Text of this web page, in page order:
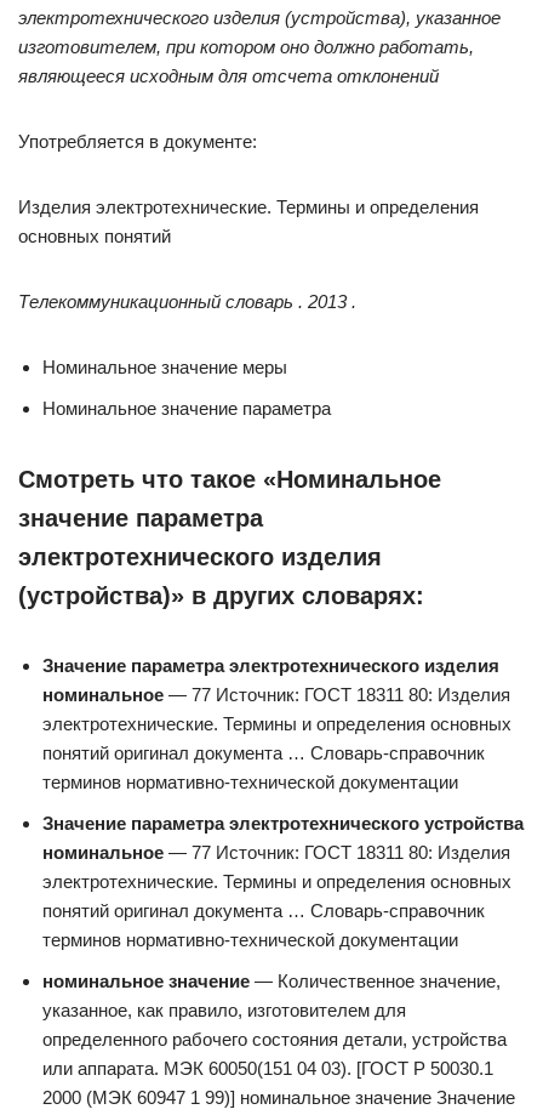
электротехнического изделия (устройства), указанное
изготовителем, при котором оно должно работать,
являющееся исходным для отсчета отклонений
Употребляется в документе:
Изделия электротехнические. Термины и определения
основных понятий
Телекоммуникационный словарь . 2013 .
Номинальное значение меры
Номинальное значение параметра
Смотреть что такое «Номинальное
значение параметра
электротехнического изделия
(устройства)» в других словарях:
Значение параметра электротехнического изделия
номинальное — 77 Источник: ГОСТ 18311 80: Изделия
электротехнические. Термины и определения основных
понятий оригинал документа … Словарь-справочник
терминов нормативно-технической документации
Значение параметра электротехнического устройства
номинальное — 77 Источник: ГОСТ 18311 80: Изделия
электротехнические. Термины и определения основных
понятий оригинал документа … Словарь-справочник
терминов нормативно-технической документации
номинальное значение — Количественное значение,
указанное, как правило, изготовителем для
определенного рабочего состояния детали, устройства
или аппарата. МЭК 60050(151 04 03). [ГОСТ Р 50030.1
2000 (МЭК 60947 1 99)] номинальное значение Значение